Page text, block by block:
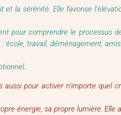
la sérénité. Elle favorise
pour comprendre le processus
école, travail, déménagement, amis.
pour activer n’importe quel
énergie, sa propre lumière. Elle